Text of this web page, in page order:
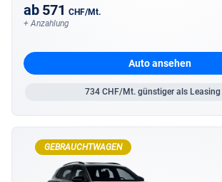
ab 571 CHF/Mt.
+ Anzahlung
Auto ansehen
734 CHF/Mt. günstiger als Leasing
GEBRAUCHTWAGEN